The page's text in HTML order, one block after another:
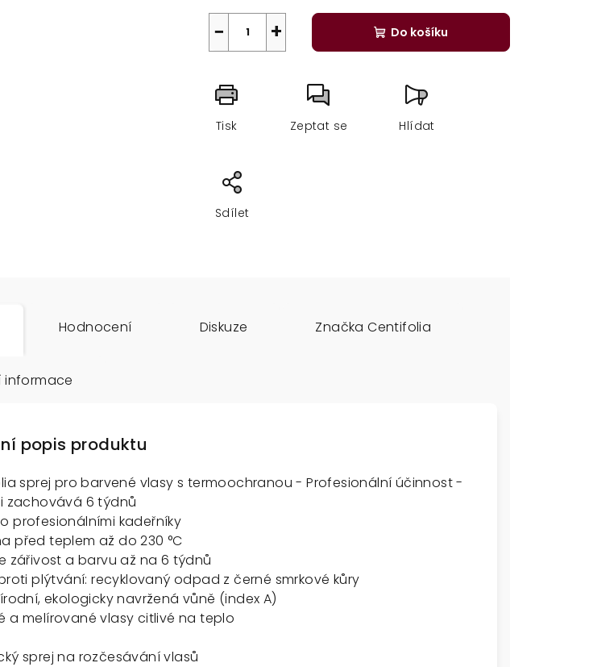
+
− Do košíku
Tisk Zeptat se Hlídat
Sdílet
Hodnocení Diskuze Značka Centifolia
informace
popis produktu
sprej pro barvené vlasy s termoochranou - Profesionální účinnost -
zachovává 6 týdnů
profesionálními kadeřníky
před teplem až do 230 °C
zářivost a barvu až na 6 týdnů
plýtvání: recyklovaný odpad z černé smrkové kůry
ekologicky navržená vůně (index A)
a melírované vlasy citlivé na teplo
sprej na rozčesávání vlasů